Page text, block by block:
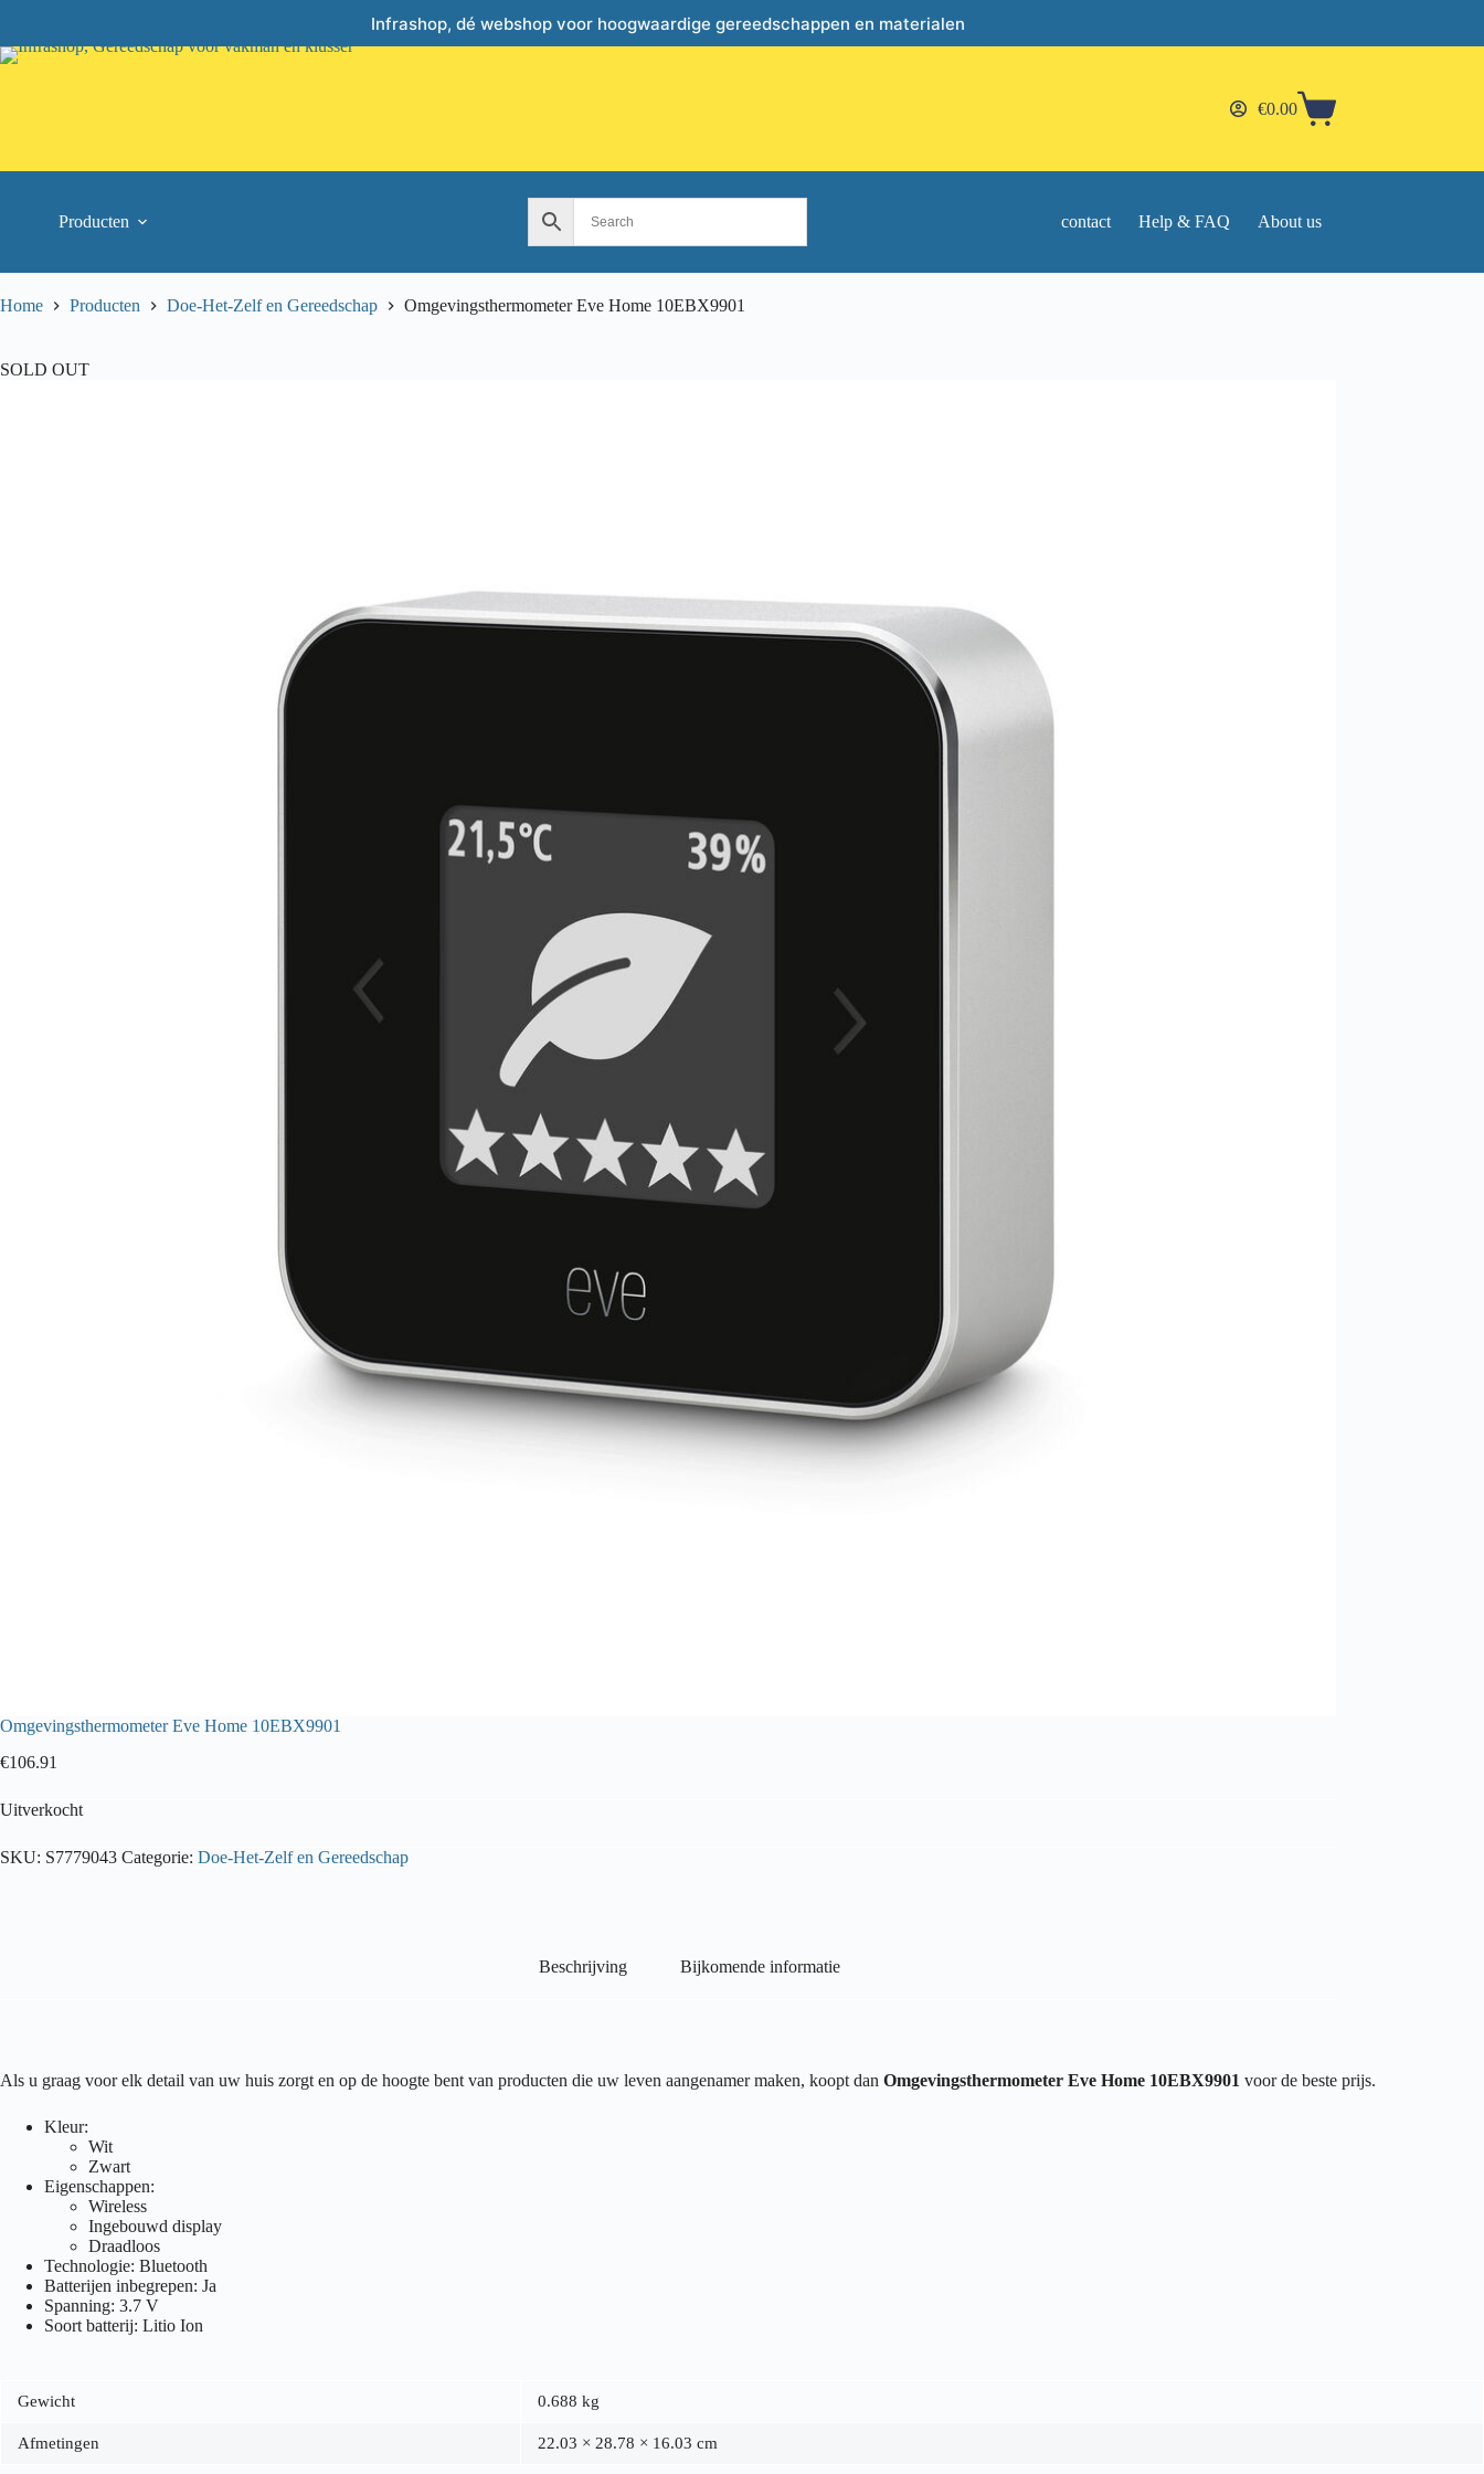
content
Infrashop, dé webshop voor hoogwaardige gereedschappen en materialen
Shopping
€0.00
Producten contact Help & FAQ About us
Home Producten Doe-Het-Zelf en Gereedschap Omgevingsthermometer Eve Home 10EBX9901
SOLD OUT
Omgevingsthermometer Eve Home 10EBX9901
€106.91
Uitverkocht
SKU: S7779043 Categorie: Doe-Het-Zelf en Gereedschap
Beschrijving Bijkomende informatie
Als u graag voor elk detail van uw huis zorgt en op de hoogte bent van producten die uw leven aangenamer maken, koopt dan Omgevingsthermometer Eve Home 10EBX9901 voor de beste prijs.
Kleur:
Wit
Zwart
Eigenschappen:
Wireless
Ingebouwd display
Draadloos
Technologie: Bluetooth
Batterijen inbegrepen: Ja
Spanning: 3.7 V
Soort batterij: Litio Ion
Gewicht 0.688 kg
Afmetingen 22.03 × 28.78 × 16.03 cm